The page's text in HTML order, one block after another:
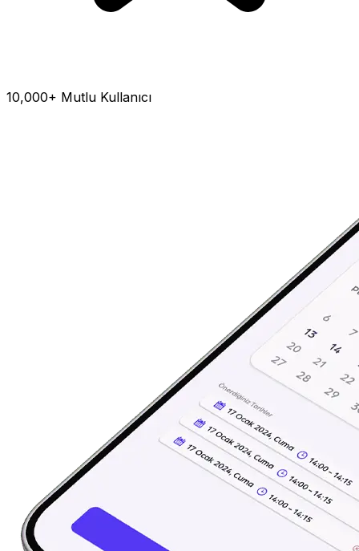
10,000+ Mutlu Kullanıcı